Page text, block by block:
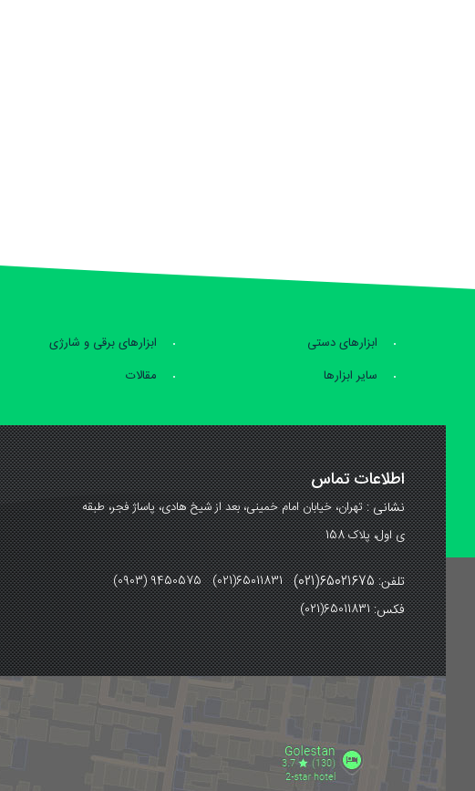
ابزارهای دستی ابزارهای برقی و شارژی
سایر ابزارها
مقالات
اطلاعات تماس
نشانی :تهران، خیابان امام خمینی، بعد از شیخ هادی، پاساژ فجر، طبقه
ی اول، پلاک 158
تلفن: 65021675(021) (0903) 9450575 (021)65011831
فکس:(021)65011831